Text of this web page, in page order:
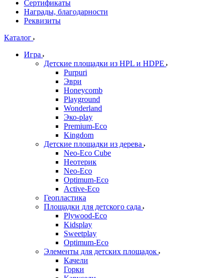
Сертификаты
Награды, благодарности
Реквизиты
Каталог
Игра
Детские площадки из HPL и HDPE
Purpuri
Эври
Honeycomb
Playground
Wonderland
Эко-play
Premium-Eco
Kingdom
Детские площадки из дерева
Neo-Eco Cube
Неотерик
Neo-Eco
Оptimum-Еco
Active-Eco
Геопластика
Площадки для детского сада
Plywood-Eco
Kidsplay
Sweetplay
Оptimum-Еco
Элементы для детских площадок
Качели
Горки